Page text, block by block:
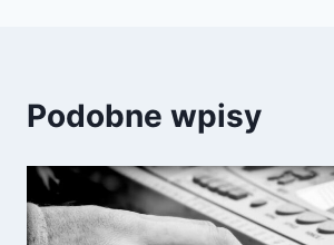
Podobne wpisy